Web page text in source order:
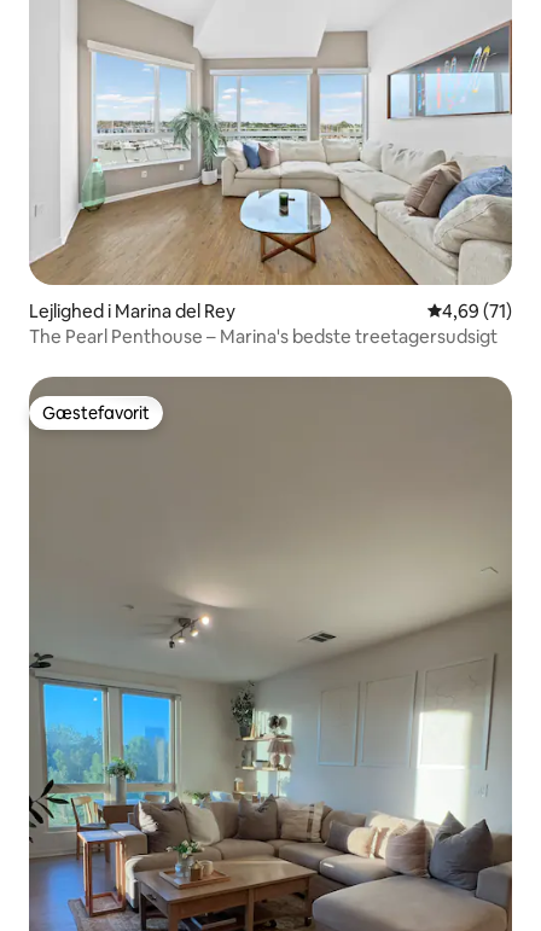
Lejlighed i Marina del Rey 4,69 ud af 5
4,69 (71)
The Pearl Penthouse – Marina's bedste treetagersudsigt
Gæstefavorit
Gæstefavorit